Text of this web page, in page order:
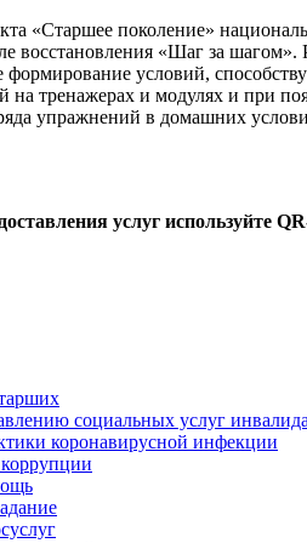
«Старшее поколение»
восстановления «Шаг за шагом».
формирование условий,
на тренажерах и модулях и при
упражнений в домашних
услуг используйте
социальных услуг
коронавирусной инфекции